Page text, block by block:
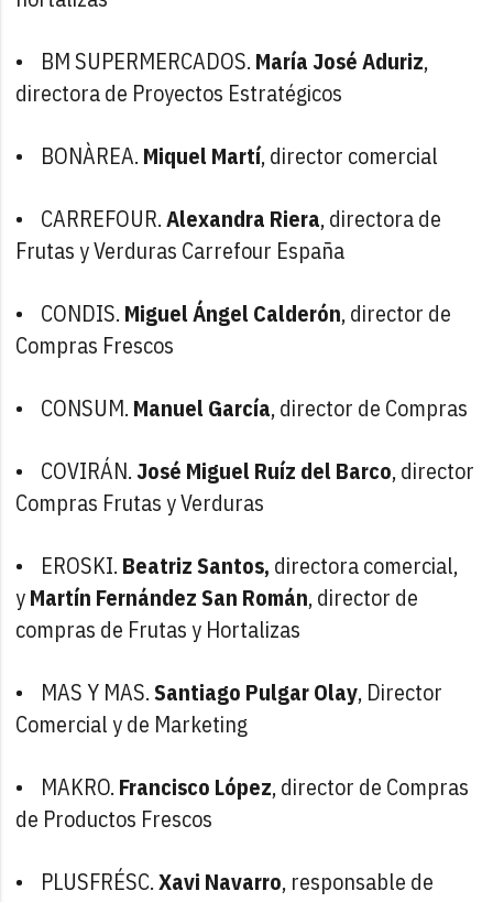
• BM SUPERMERCADOS. María José Aduriz,
directora de Proyectos Estratégicos
• BONÀREA. Miquel Martí, director comercial
• CARREFOUR.Alexandra Riera, directora de
Frutas y Verduras Carrefour España
• CONDIS. Miguel Ángel Calderón, director de
Compras Frescos
• CONSUM. Manuel García, director de Compras
• COVIRÁN.José Miguel Ruíz del Barco, director
Compras Frutas y Verduras
• EROSKI. Beatriz Santos, directora comercial,
yMartín Fernández San Román, director de
compras de Frutas y Hortalizas
• MAS Y MAS.Santiago Pulgar Olay, Director
Comercial y de Marketing
• MAKRO. Francisco López, director de Compras
de Productos Frescos
• PLUSFRÉSC.Xavi Navarro, responsable de